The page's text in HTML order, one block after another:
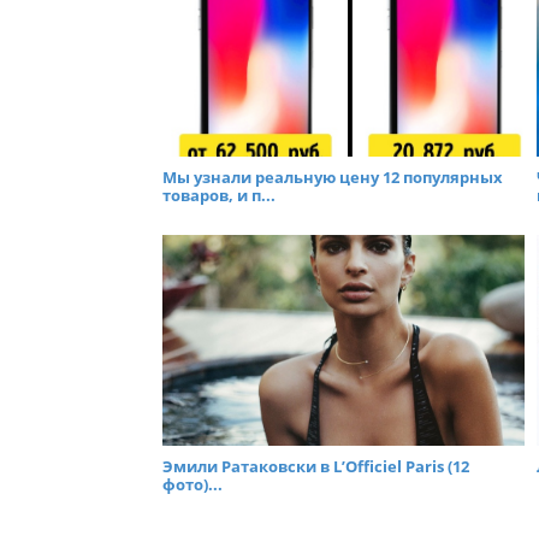
Мы узнали реальную цену 12 популярных
товаров, и п...
Эмили Ратаковски в L’Officiel Paris (12
фото)...